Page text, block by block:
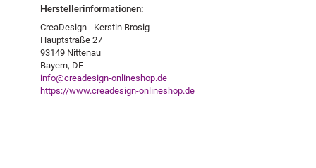
Herstellerinformationen:
CreaDesign - Kerstin Brosig
Hauptstraße 27
93149 Nittenau
Bayern, DE
info@creadesign-onlineshop.de
https://www.creadesign-onlineshop.de